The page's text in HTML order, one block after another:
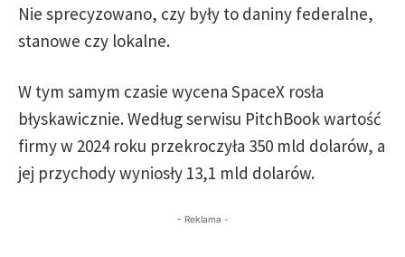
Nie sprecyzowano, czy były to daniny federalne,
stanowe czy lokalne.
W tym samym czasie wycena SpaceX rosła
błyskawicznie. Według serwisu PitchBook wartość
firmy w 2024 roku przekroczyła 350 mld dolarów, a
jej przychody wyniosły 13,1 mld dolarów.
- Reklama -